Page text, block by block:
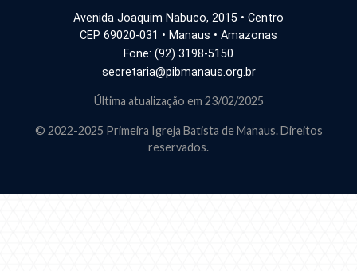
Avenida Joaquim Nabuco, 2015 • Centro
CEP 69020-031 • Manaus • Amazonas
Fone: (92) 3198-5150
secretaria@pibmanaus.org.br
Última atualização em 23/02/2025
© 2022-2025 Primeira Igreja Batista de Manaus. Direitos
reservados.